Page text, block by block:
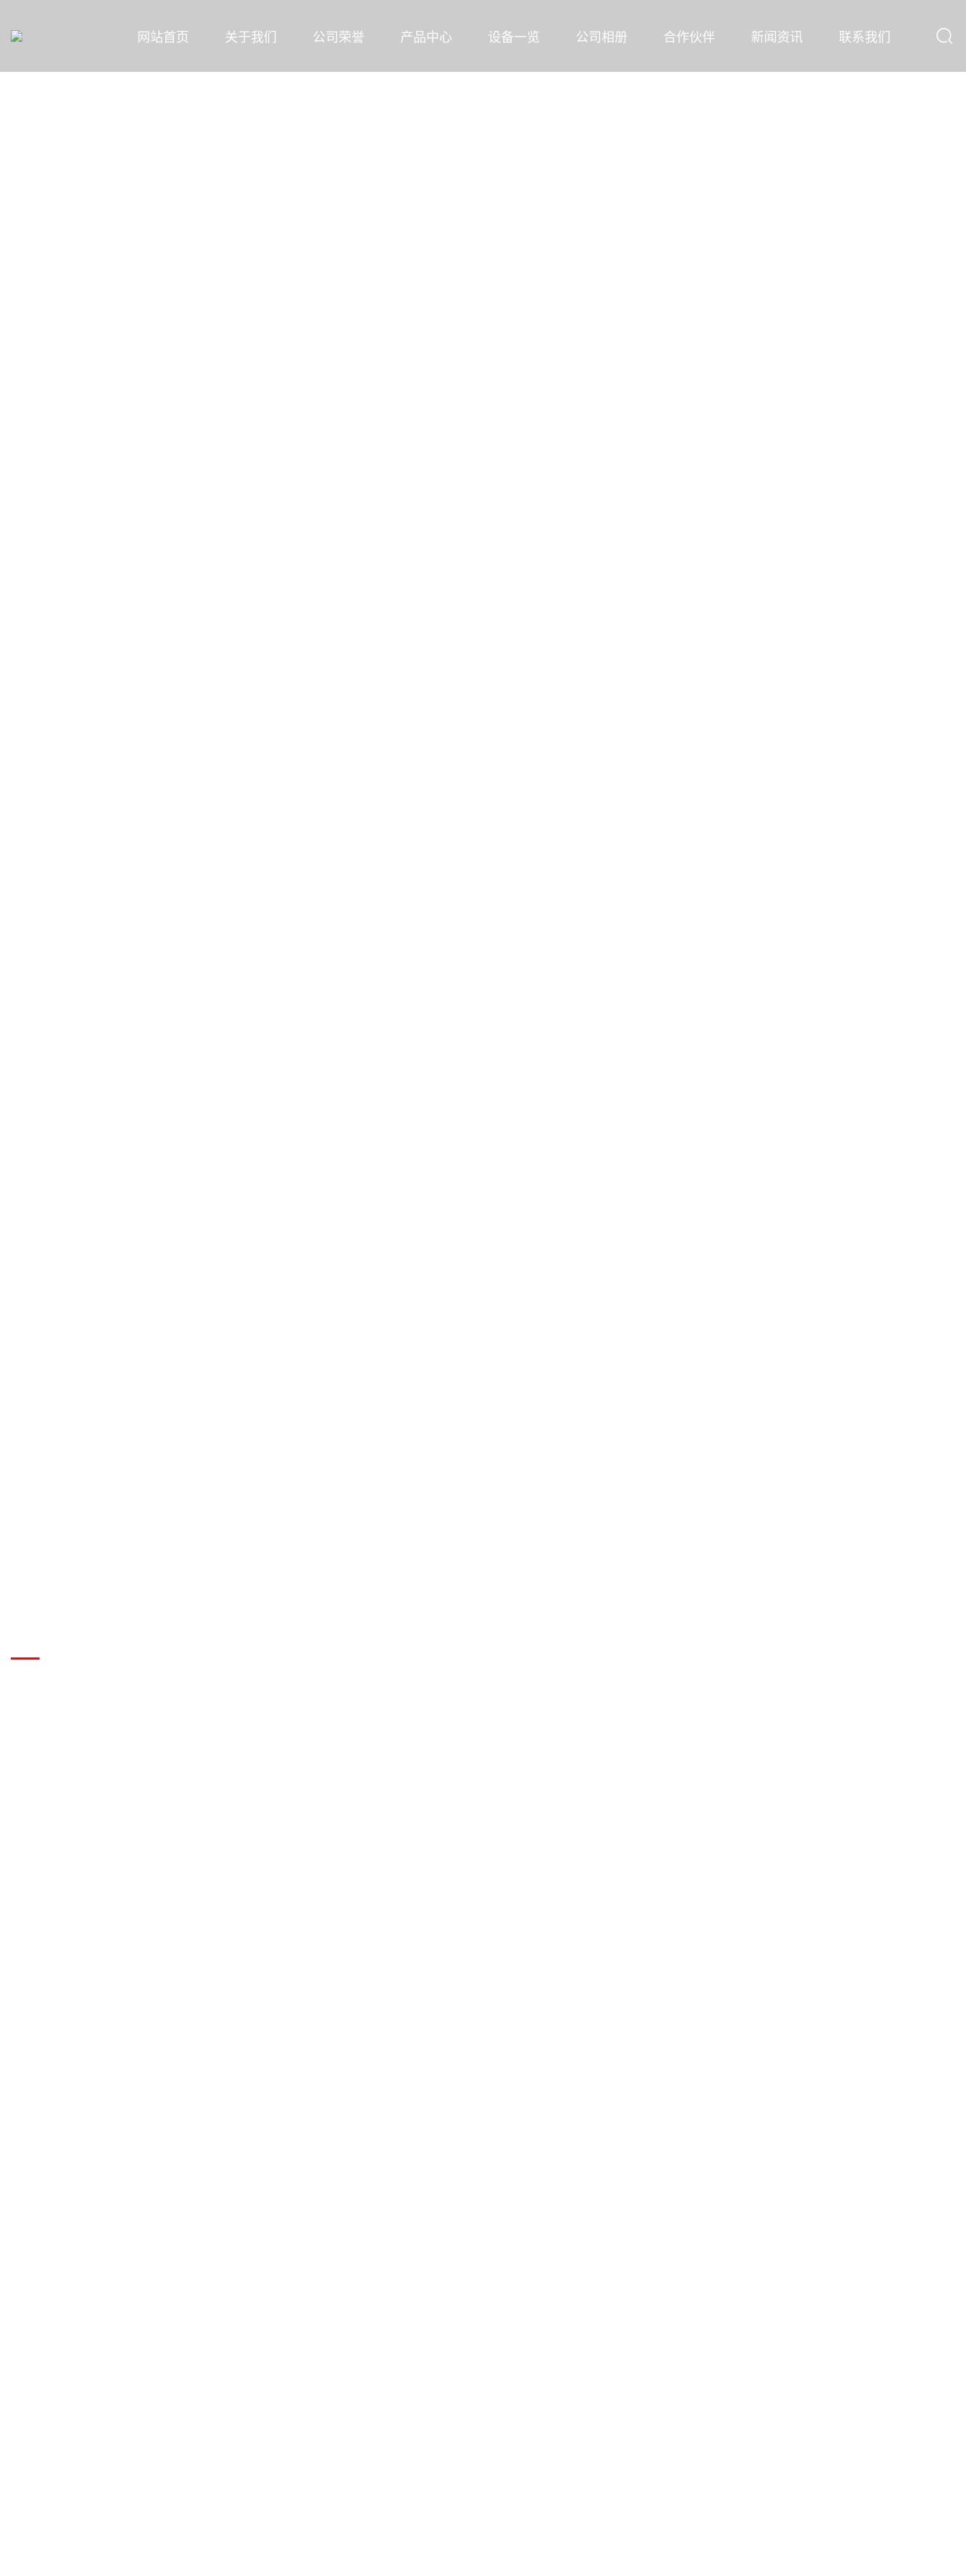
网站首页 关于我们 公司荣誉 产品中心 设备一览 公司相册 合作伙伴 新闻资讯 联系我们